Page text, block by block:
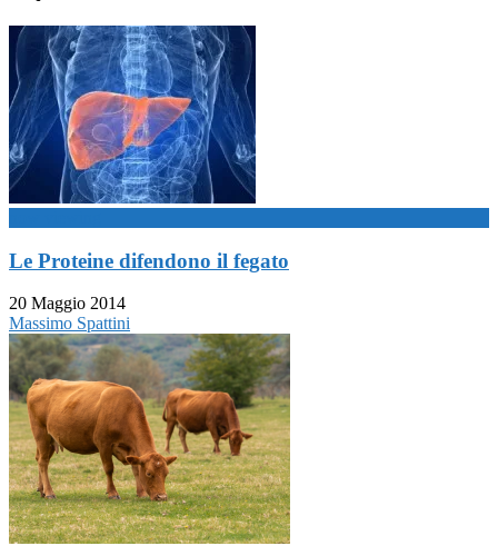
Le Proteine difendono il fegato
20 Maggio 2014
Massimo Spattini